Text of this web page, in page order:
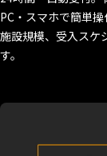
PC・スマホで簡単操
施設規模、受入スケ
す。